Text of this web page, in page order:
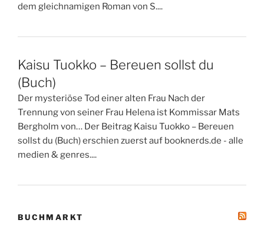
dem gleichnamigen Roman von S....
Kaisu Tuokko – Bereuen sollst du
(Buch)
Der mysteriöse Tod einer alten Frau Nach der
Trennung von seiner Frau Helena ist Kommissar Mats
Bergholm von… Der Beitrag Kaisu Tuokko – Bereuen
sollst du (Buch) erschien zuerst auf booknerds.de - alle
medien & genres....
BUCHMARKT